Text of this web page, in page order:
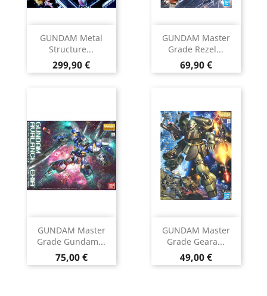
GUNDAM Metal
Structure...
Prix
299,90 €
GUNDAM Master
Grade Rezel...
Prix
69,90 €
GUNDAM Master
Grade Gundam...
Prix
75,00 €
GUNDAM Master
Grade Geara...
Prix
49,00 €